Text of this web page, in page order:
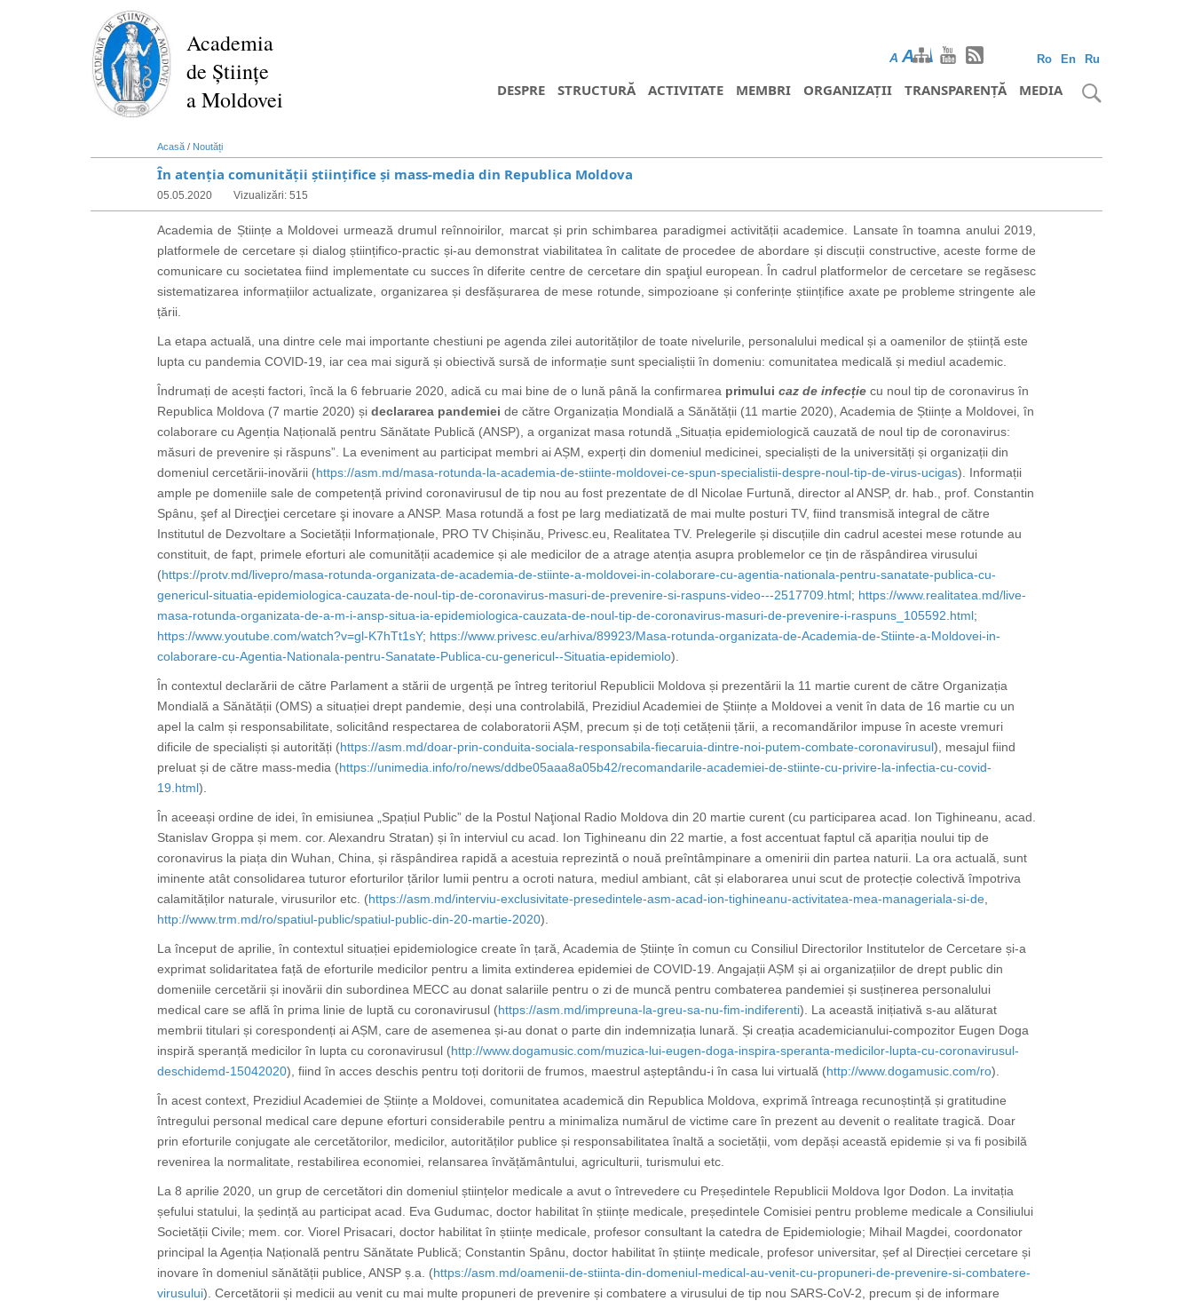
Academia
de Științe
a Moldovei
Ro En Ru
A AA
DESPRE STRUCTURĂ ACTIVITATE MEMBRI ORGANIZAȚII TRANSPARENȚĂ MEDIA
Acasă / Noutăți
În atenția comunității științifice și mass-media din Republica Moldova
05.05.2020 Vizualizări: 515
Academia de Științe a Moldovei urmează drumul reînnoirilor, marcat și prin schimbarea paradigmei activității academice. Lansate în toamna anului 2019,
platformele de cercetare și dialog științifico-practic și-au demonstrat viabilitatea în calitate de procedee de abordare și discuții constructive, aceste forme de
comunicare cu societatea fiind implementate cu succesîn diferite centre de cercetare din spaţiul european. În cadrul platformelor de cercetare se regăsesc
sistematizarea informațiilor actualizate, organizarea și desfășurarea de mese rotunde, simpozioane și conferințe științifice axate pe probleme stringente ale
țării.
La etapa actuală, una dintre cele mai importante chestiuni pe agenda zilei autorităților de toate nivelurile, personalului medical și a oamenilor de știință este
lupta cu pandemia COVID-19, iar cea mai sigură și obiectivă sursă de informație sunt specialiștii în domeniu: comunitatea medicală și mediul academic.
Îndrumați de acești factori, încă la 6 februarie 2020, adică cu mai bine de o lună până la confirmarea primului caz de infecție cu noul tip de coronavirus în
Republica Moldova (7 martie 2020) și declararea pandemiei de către Organizația Mondială a Sănătății (11 martie 2020), Academia de Științe a Moldovei, în
colaborare cu Agenția Națională pentru Sănătate Publică (ANSP), a organizat masa rotundă „Situația epidemiologică cauzată de noul tip de coronavirus:
măsuri de prevenire și răspuns”. La eveniment au participat membri ai AȘM, experți din domeniul medicinei, specialiști de la universități și organizații din
domeniul cercetării-inovării (https://asm.md/masa-rotunda-la-academia-de-stiinte-moldovei-ce-spun-specialistii-despre-noul-tip-de-virus-ucigas). Informații
ample pe domeniile sale de competență privind coronavirusul de tip nou au fost prezentate de dl Nicolae Furtună, director al ANSP, dr. hab., prof. Constantin
Spânu, şef al Direcţiei cercetare şi inovare a ANSP. Masa rotundă a fost pe larg mediatizată de mai multe posturi TV, fiind transmisă integral de către
Institutul de Dezvoltare a Societății Informaționale, PRO TV Chișinău, Privesc.eu, Realitatea TV. Prelegerile și discuțiile din cadrul acestei mese rotunde au
constituit, de fapt, primele eforturi ale comunității academice și ale medicilor de a atrage atenția asupra problemelor ce țin de răspândirea virusului
(https://protv.md/livepro/masa-rotunda-organizata-de-academia-de-stiinte-a-moldovei-in-colaborare-cu-agentia-nationala-pentru-sanatate-publica-cu-
genericul-situatia-epidemiologica-cauzata-de-noul-tip-de-coronavirus-masuri-de-prevenire-si-raspuns-video---2517709.html; https://www.realitatea.md/live-
masa-rotunda-organizata-de-a-m-i-ansp-situa-ia-epidemiologica-cauzata-de-noul-tip-de-coronavirus-masuri-de-prevenire-i-raspuns_105592.html;
https://www.youtube.com/watch?v=gl-K7hTt1sY; https://www.privesc.eu/arhiva/89923/Masa-rotunda-organizata-de-Academia-de-Stiinte-a-Moldovei-in-
colaborare-cu-Agentia-Nationala-pentru-Sanatate-Publica-cu-genericul--Situatia-epidemiolo).
În contextul declarării de către Parlament a stării de urgență pe întreg teritoriul Republicii Moldova și prezentării la 11 martie curent de către Organizația
Mondială a Sănătății (OMS) a situației drept pandemie, deși una controlabilă , Prezidiul Academiei de Științe a Moldovei a venit în data de 16 martie cu un
apel la calm și responsabilitate, solicitând respectarea de colaboratorii AȘM, precum și de toți cetățenii țării, a recomandărilor impuse în aceste vremuri
dificile de specialiști și autorități (https://asm.md/doar-prin-conduita-sociala-responsabila-fiecaruia-dintre-noi-putem-combate-coronavirusul), mesajul fiind
preluat și de către mass-media (https://unimedia.info/ro/news/ddbe05aaa8a05b42/recomandarile-academiei-de-stiinte-cu-privire-la-infectia-cu-covid-
19.html).
În aceeași ordine de idei, în emisiunea „Spațiul Public” de la Postul Naţional Radio Moldova din 20 martie curent (cu participarea acad. Ion Tighineanu, acad.
Stanislav Groppa și mem. cor. Alexandru Stratan) și în interviul cu acad. Ion Tighineanu din 22 martie, a fost accentuat faptul că apariția noului tip de
coronavirus la piața din Wuhan, China, și răspândirea rapidă a acestuia reprezintă o nouă preîntâmpinare a omenirii din partea naturii. La ora actuală, sunt
iminente atât consolidarea tuturor eforturilor țărilor lumii pentru a ocroti natura, mediul ambiant, cât și elaborarea unui scut de protecție colectivă împotriva
calamităților naturale, virusurilor etc. (https://asm.md/interviu-exclusivitate-presedintele-asm-acad-ion-tighineanu-activitatea-mea-manageriala-si-de
http://www.trm.md/ro/spatiul-public/spatiul-public-din-20-martie-2020).
La început de aprilie, în contextul situației epidemiologice create în țară, Academia de Științe în comun cu Consiliul Directorilor Institutelor de Cercetare și-a
exprimat solidaritatea față de eforturile medicilor pentru a limita extinderea epidemiei de COVID-19. Angajații AȘM și ai organizațiilor de drept public din
domeniile cercetării și inovării din subordinea MECC au donat salariile pentru o zi de muncă pentru combaterea pandemiei și susținerea personalului
medical care se află în prima linie de luptă cu coronavirusul (https://asm.md/impreuna-la-greu-sa-nu-fim-indiferenti). La această inițiativă s-au alăturat
membrii titulari și corespondenți ai AȘM, care de asemenea și-au donat o parte din indemnizația lunară. Și creația academicianului-compozitor Eugen Doga
inspiră speranță medicilor în lupta cu coronavirusul (http://www.dogamusic.com/muzica-lui-eugen-doga-inspira-speranta-medicilor-lupta-cu-coronavirusul-
deschidemd-15042020), fiind în acces deschis pentru toți doritorii de frumos, maestrul așteptându-i în casa lui virtuală (http://www.dogamusic.com/ro).
În acest context, Prezidiul Academiei de Științe a Moldovei, comunitatea academică din Republica Moldova, exprimă întreaga recunoștință și gratitudine
întregului personal medical care depune eforturi considerabile pentru a minimaliza numărul de victime care în prezent au devenit o realitate tragică . Doar
prin eforturile conjugate ale cercetătorilor, medicilor, autorităților publice și responsabilitatea înaltă a societății, vom depăși această epidemie și va fi posibilă
revenirea la normalitate, restabilirea economiei, relansarea învățământului, agriculturii, turismului etc.
La 8 aprilie 2020, un grup de cercetători din domeniul științelor medicale a avut o întrevedere cu Președintele Republicii Moldova Igor Dodon. La invitația
șefului statului, la ședință au participat acad. Eva Gudumac, doctor habilitat în științe medicale, președintele Comisiei pentru probleme medicale a Consiliului
Societății Civile; mem. cor. Viorel Prisacari, doctor habilitat în științe medicale, profesor consultant la catedra de Epidemiologie; Mihail Magdei, coordonator
principal la Agenția Națională pentru Sănătate Publică; Constantin Spânu, doctor habilitat în științe medicale, profesor universitar, șef al Direcției cercetare și
inovare în domeniul sănătății publice, ANSP ș.a.
(https://asm.md/oamenii-de-stiinta-din-domeniul-medical-au-venit-cu-propuneri-de-prevenire-si-combatere-
virusului). Cercetătorii și medicii au venit cu mai multe propuneri de prevenire și combatere a virusului de tip nou SARS-CoV-2, precum și de informare